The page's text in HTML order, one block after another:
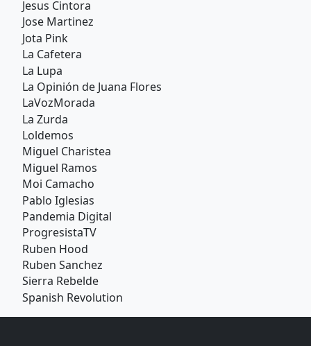
Jesus Cintora
Jose Martinez
Jota Pink
La Cafetera
La Lupa
La Opinión de Juana Flores
LaVozMorada
La Zurda
Loldemos
Miguel Charistea
Miguel Ramos
Moi Camacho
Pablo Iglesias
Pandemia Digital
ProgresistaTV
Ruben Hood
Ruben Sanchez
Sierra Rebelde
Spanish Revolution